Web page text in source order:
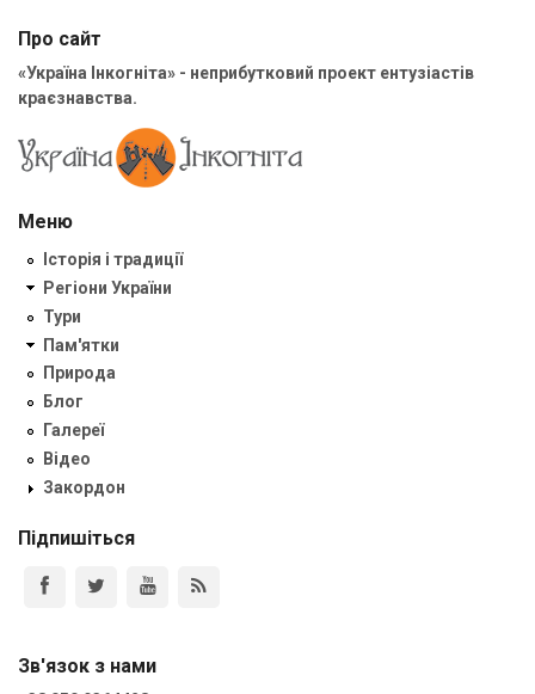
Про сайт
«Україна Інкогніта» - неприбутковий проект ентузіастів
краєзнавства.
Меню
Історія і традиції
Регіони України
Тури
Пам'ятки
Природа
Блог
Галереї
Відео
Закордон
Підпишіться
Зв'язок з нами